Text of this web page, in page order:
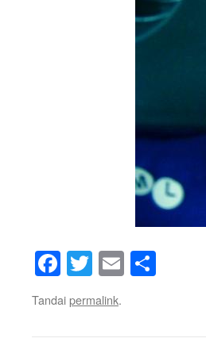
Facebook
Twitter
Email
Tandaipermalink.